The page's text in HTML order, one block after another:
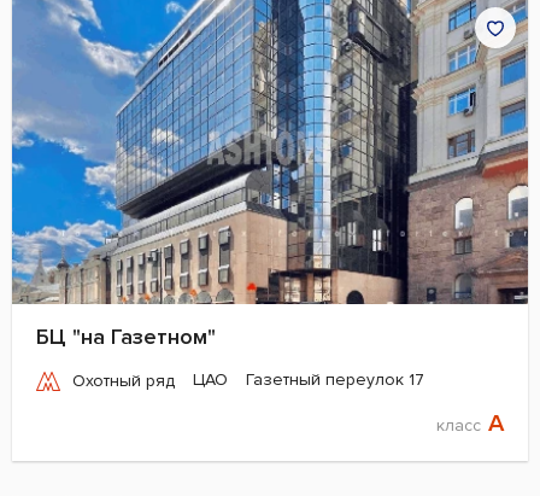
БЦ "на Газетном"
Охотный ряд ЦАО Газетный переулок 17
класс A